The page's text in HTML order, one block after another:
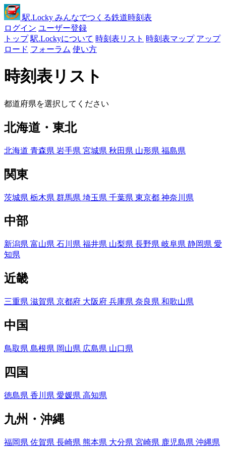
駅.Locky みんなでつくる鉄道時刻表
ログイン ユーザー登録
トップ 駅.Lockyについて 時刻表リスト 時刻表マップ アップ
ロード フォーラム 使い方
時刻表リスト
都道府県を選択してください
北海道・東北
北海道 青森県 岩手県 宮城県 秋田県 山形県 福島県
関東
茨城県 栃木県 群馬県 埼玉県 千葉県 東京都 神奈川県
中部
新潟県 富山県 石川県 福井県 山梨県 長野県 岐阜県 静岡県 愛
知県
近畿
三重県 滋賀県 京都府 大阪府 兵庫県 奈良県 和歌山県
中国
鳥取県 島根県 岡山県 広島県 山口県
四国
徳島県 香川県 愛媛県 高知県
九州・沖縄
福岡県 佐賀県 長崎県 熊本県 大分県 宮崎県 鹿児島県 沖縄県